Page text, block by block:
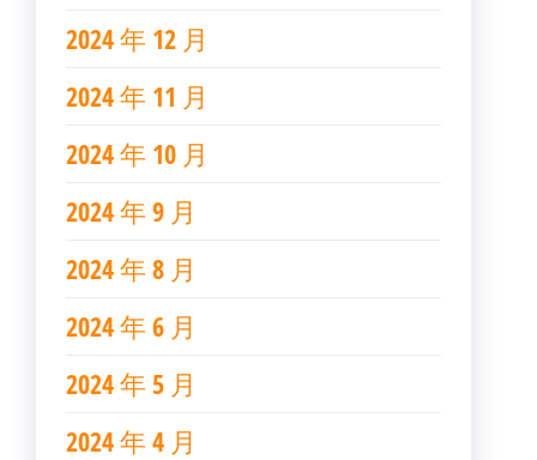
2024 年 12 月
2024 年 11 月
2024 年 10 月
2024 年 9 月
2024 年 8 月
2024 年 6 月
2024 年 5 月
2024 年 4 月